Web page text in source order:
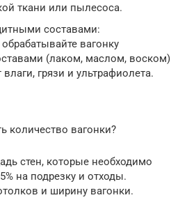
ткани или пылесоса.
составами:
вагонку
(лаком, маслом, воском)
грязи и ультрафиолета.
количество вагонки?
стен, которые необходимо
на подрезку и отходы.
и ширину вагонки.